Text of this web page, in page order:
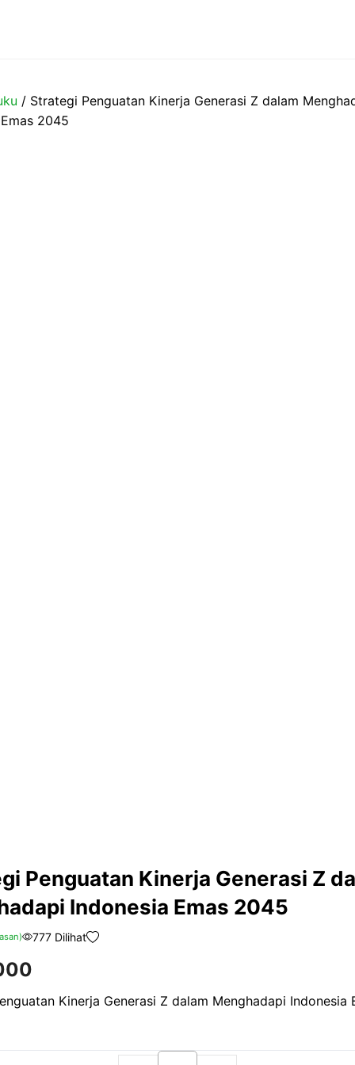
/ Strategi Penguatan Kinerja Generasi Z dalam
2045
Penguatan Kinerja Generasi Z
Indonesia Emas 2045
777 Dilihat
Kinerja Generasi Z dalam Menghadapi Indonesia